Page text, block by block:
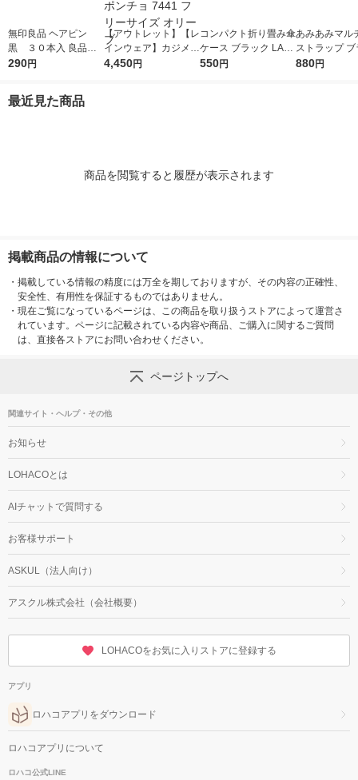
無印良品 ヘアピン
黒 ３０本入 良品計
画
290円
【アウトレット】【レ
インウェア】カジメイ
ク サイクルモードハ
4,450円
コンパクト折り畳み傘
ケース ブラック LAK
OLE/ラコレ
550円
あみあみマル
ストラップ
ベージュ
880円
最近見た商品
商品を閲覧すると履歴が表示されます
掲載商品の情報について
・ 掲載している情報の精度には万全を期しておりますが、その内容の正確性、
安全性、有用性を保証するものではありません。
・ 現在ご覧になっているページは、この商品を取り扱うストアによって運営さ
れています。ページに記載されている内容や商品、ご購入に関するご質問
は、直接各ストアにお問い合わせください。
ページトップへ
関連サイト・ヘルプ・その他
お知らせ
LOHACOとは
AIチャットで質問する
お客様サポート
ASKUL（法人向け）
アスクル株式会社（会社概要）
LOHACOをお気に入りストアに登録する
アプリ
ロハコアプリをダウンロード
ロハコアプリについて
ロハコ公式LINE